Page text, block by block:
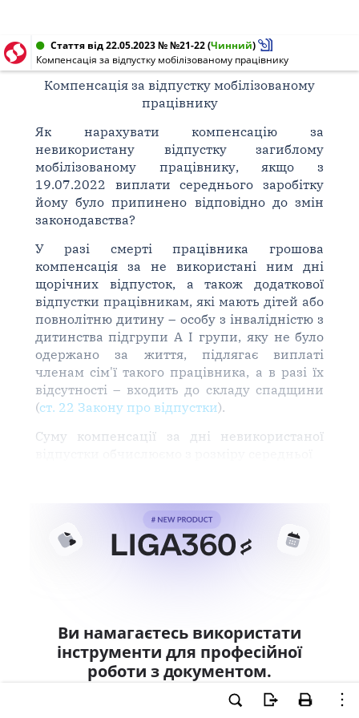
Стаття від 22.05.2023 № №21-22(Чинний)
Компенсація за відпустку мобілізованому працівнику
Компенсація за відпустку мобілізованому
працівнику
Як нарахувати компенсацію за
невикористану відпустку загиблому
мобілізованому працівнику, якщо з
19.07.2022 виплати середнього заробітку
йому було припинено відповідно до змін
законодавства?
У разі смерті працівника грошова
компенсація за не використані ним дні
щорічних відпусток, а також додаткової
відпустки працівникам, які мають дітей або
повнолітню дитину – особу з інвалідністю з
дитинства підгрупи А I групи, яку не було
одержано за життя, підлягає виплаті
членам сім'ї такого працівника, а в разі їх
відсутності – входить до складу спадщини
(ст. 22 Закону про відпустки).
Суму компенсації за дні невикористаної
Ви намагаєтесь використати
інструменти для професійної
роботи з документом.
Ці можливості доступні тільки користувачам
LIGA360. Залишайте заявку та отримайте